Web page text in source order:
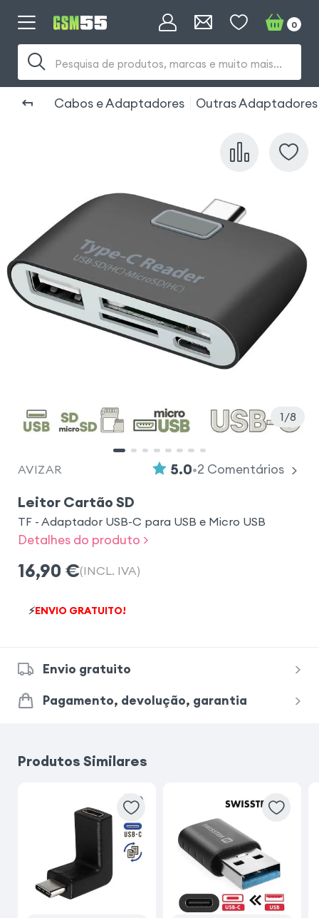
Pesquisa de produtos, marcas e muito mais...
0
Cabos e Adaptadores Outras Adaptadores
1 8
AVIZAR 5.0•2 Comentários
Leitor Cartão SD
TF - Adaptador USB-C para USB e Micro USB
Detalhes do produto >
16,90 €(INCL. IVA)
⚡ENVIO GRATUITO!
Envio gratuito
Pagamento, devolução, garantia
Produtos Similares